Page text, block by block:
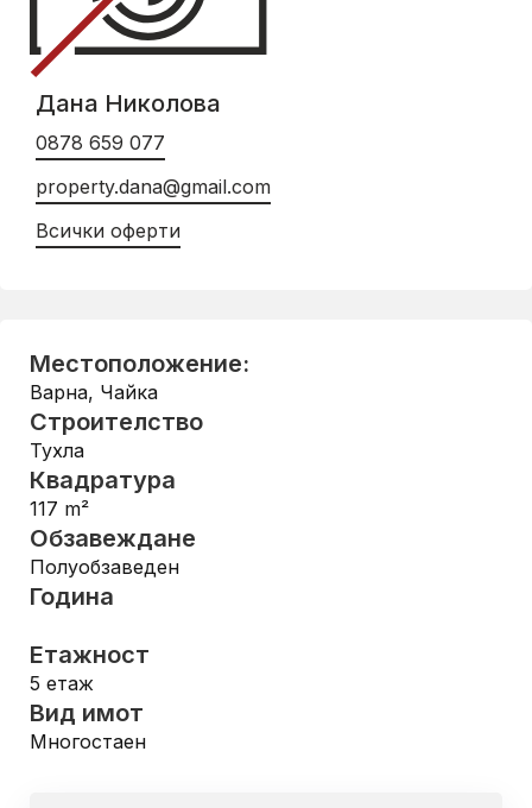
Дана Николова
0878 659 077
property.dana@gmail.com
Всички оферти
Местоположение:
Варна, Чайка
Строителство
Тухла
Квадратура
117 m²
Обзавеждане
Полуобзаведен
Година
Етажност
5 етаж
Вид имот
Многостаен